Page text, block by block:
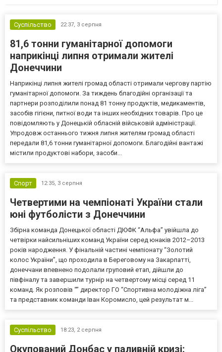
Суспільство 22:37, 3 серпня
81,6 тонни гуманітарної допомоги
наприкінці липня отримали жителі
Донеччини
Наприкінці липня жителі громад області отримали чергову партію
гуманітарної допомоги. За тиждень благодійні організації та
партнери розподілили понад 81 тонну продуктів, медикаментів,
засобів гігієни, питної води та інших необхідних товарів. Про це
повідомляють у Донецькій обласній військовій адміністрації.
Упродовж останнього тижня липня жителям громад області
передали 81,6 тонни гуманітарної допомоги. Благодійні вантажі
містили продуктові набори, засоби...
Спорт 12:35, 3 серпня
Четвертими на чемпіонаті України стали
юні футболісти з Донеччини
Збірна команда Донецької області ДЮФК “Альфа” увійшла до
четвірки найсильніших команд України серед юнаків 2012–2013
років народження. У фінальній частині чемпіонату “Золотий
колос України”, що проходила в Береговому на Закарпатті,
донеччани впевнено подолали груповий етап, дійшли до
півфіналу та завершили турнір на четвертому місці серед 11
команд. Як розповів “” директор ГО “Спортивна молодіжна ліга”
та представник команди Іван Коромисло, цей результат м...
Суспільство 18:23, 2 серпня
Окупований Донбас у паливній кризі: